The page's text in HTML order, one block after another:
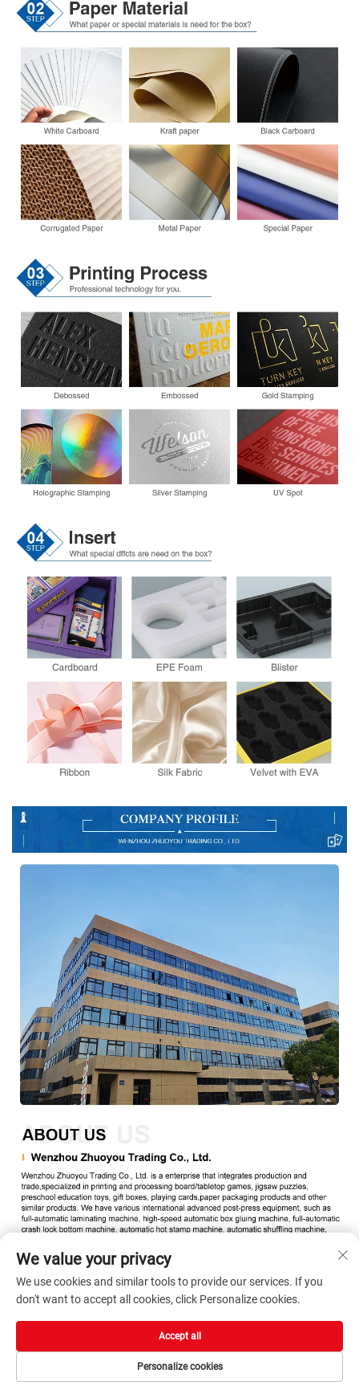
We value your privacy
We use cookies and similar tools to provide our services. If you
don't want to accept all cookies, click Personalize cookies.
Personalize cookies
Accept all